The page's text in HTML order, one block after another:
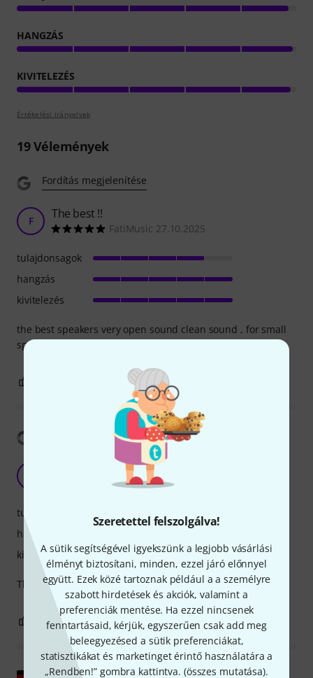
Szeretettel felszolgálva!
A sütik segítségével igyekszünk a legjobb vásárlási
élményt biztosítani, minden, ezzel járó előnnyel
együtt. Ezek közé tartoznak például a a személyre
szabott hirdetések és akciók, valamint a
preferenciák mentése. Ha ezzel nincsenek
fenntartásaid, kérjük, egyszerűen csak add meg
beleegyezésed a sütik preferenciákat,
statisztikákat és marketinget érintő használatára a
„Rendben!” gombra kattintva. (összes mutatása).
HANGZÁS
KIVITELEZÉS
Értékelési irányelvek
19Vélemények
Fordítás megjelenítése
F The best !!
FatiMusic 27.10.2025
the best speakers very open sound clean sound , for small
spaces i use them without a Sub .
tulajdonsagok
hangzás
kivitelezés
JELENTEM!
Fordítás megjelenítése
Very impressed
Fearg32 11.11.2024
Thanks for a great product
tulajdonsagok
hangzás
kivitelezés
0 JELENTEM!
Eredeti megjelenítése